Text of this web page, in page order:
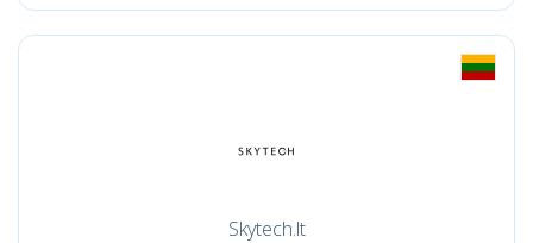
Skytech.lt